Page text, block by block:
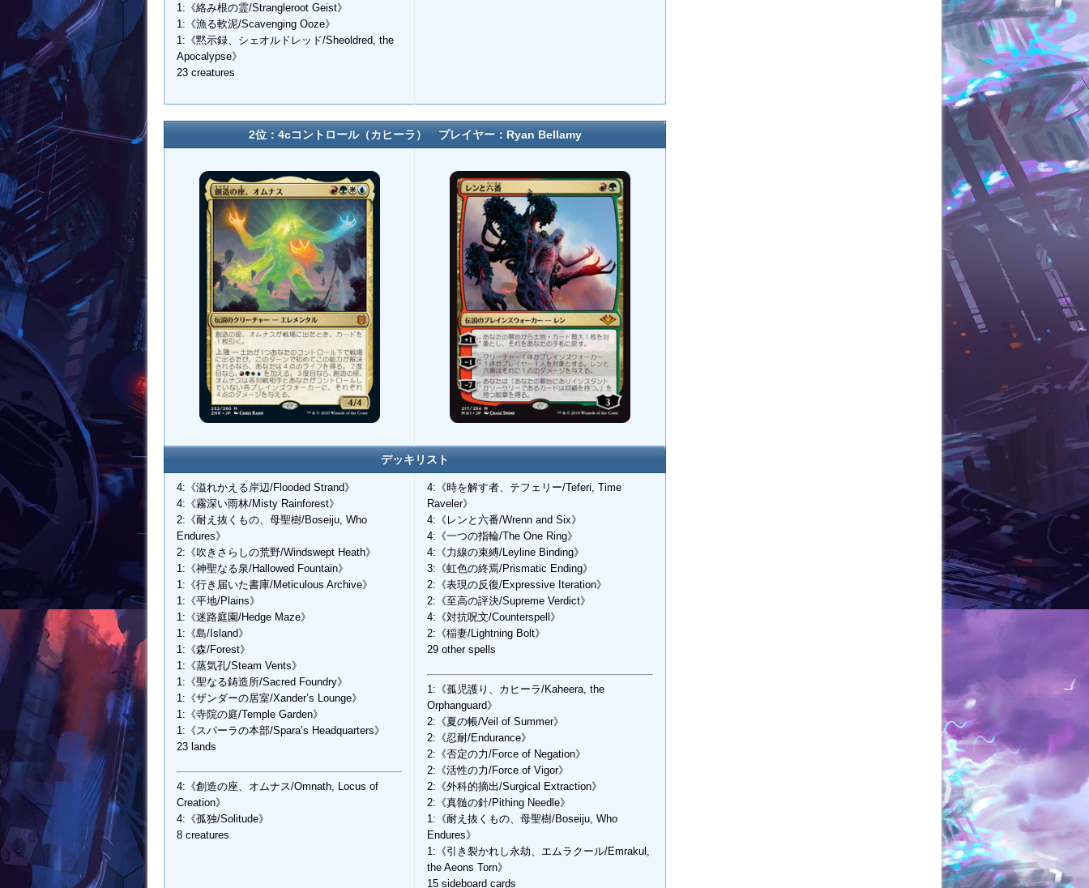
1:《絡み根の霊/Strangleroot Geist》
1:《漁る軟泥/Scavenging Ooze》
1:《黙示録、シェオルドレッド/Sheoldred, the
Apocalypse》
23 creatures
2位：4cコントロール（カヒーラ） プレイヤー：Ryan Bellamy
デッキリスト
4:《溢れかえる岸辺/Flooded Strand》
4:《霧深い雨林/Misty Rainforest》
2:《耐え抜くもの、母聖樹/Boseiju, Who
Endures》
2:《吹きさらしの荒野/Windswept Heath》
1:《神聖なる泉/Hallowed Fountain》
1:《行き届いた書庫/Meticulous Archive》
1:《平地/Plains》
1:《迷路庭園/Hedge Maze》
1:《島/Island》
1:《森/Forest》
1:《蒸気孔/Steam Vents》
1:《聖なる鋳造所/Sacred Foundry》
1:《ザンダーの居室/Xander’s Lounge》
1:《寺院の庭/Temple Garden》
1:《スパーラの本部/Spara’s Headquarters》
23 lands
4:《創造の座、オムナス/Omnath, Locus of
Creation》
4:《孤独/Solitude》
8 creatures
4:《時を解す者、テフェリー/Teferi, Time
Raveler》
4:《レンと六番/Wrenn and Six》
4:《一つの指輪/The One Ring》
4:《力線の束縛/Leyline Binding》
3:《虹色の終焉/Prismatic Ending》
2:《表現の反復/Expressive Iteration》
2:《至高の評決/Supreme Verdict》
4:《対抗呪文/Counterspell》
2:《稲妻/Lightning Bolt》
29 other spells
1:《孤児護り、カヒーラ/Kaheera, the
Orphanguard》
2:《夏の帳/Veil of Summer》
2:《忍耐/Endurance》
2:《否定の力/Force of Negation》
2:《活性の力/Force of Vigor》
2:《外科的摘出/Surgical Extraction》
2:《真髄の針/Pithing Needle》
1:《耐え抜くもの、母聖樹/Boseiju, Who
Endures》
1:《引き裂かれし永劫、エムラクール/Emrakul,
the Aeons Torn》
15 sideboard cards